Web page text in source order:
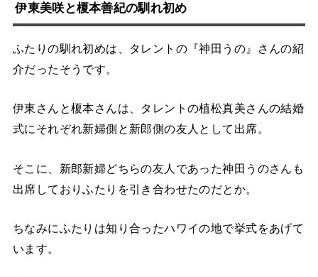
伊東美咲と榎本善紀の馴れ初め
ふたりの馴れ初めは、タレントの『神田うの』さんの紹
介だったそうです。
伊東さんと榎本さんは、タレントの植松真美さんの結婚
式にそれぞれ新婦側と新郎側の友人として出席。
そこに、新郎新婦どちらの友人であった神田うのさんも
出席しておりふたりを引き合わせたのだとか。
ちなみにふたりは知り合ったハワイの地で挙式をあげて
います。